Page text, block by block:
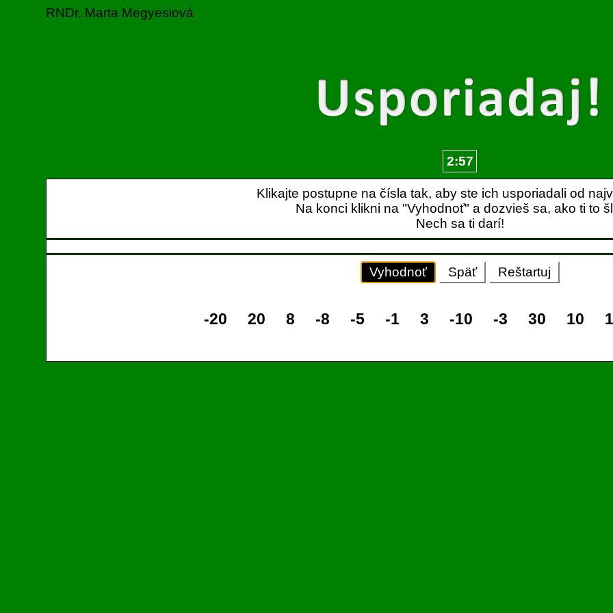
RNDr. Marta Megyesiová
2:57
Klikajte postupne na čísla tak, aby ste ich usporiadali od
Na konci klikni na "Vyhodnoť" a dozvieš sa, ako ti to
Nech sa ti darí!
Vyhodnoť Späť Reštartuj
-20 20 8 -8 -5 -1 3 -10 -3 30 10 1